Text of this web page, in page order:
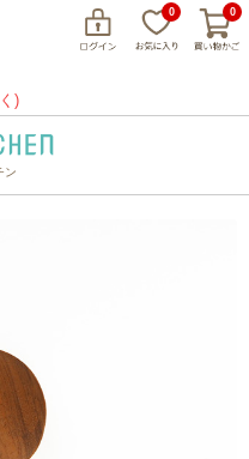
0 0
じ常陸屋
)
ン